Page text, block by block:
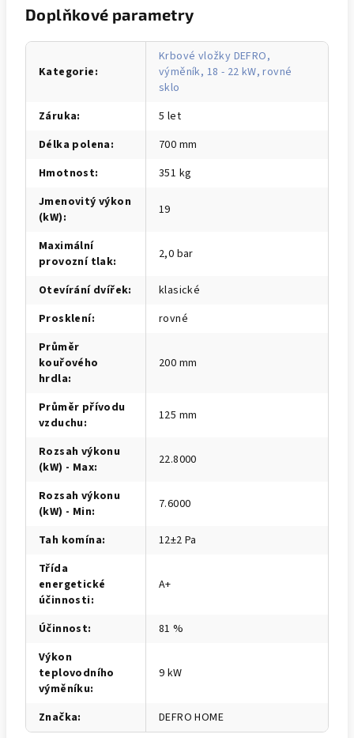
Doplňkové parametry
Kategorie:
Krbové vložky DEFRO,
výměník, 18 - 22 kW, rovné
sklo
Záruka:
5 let
Délka polena:
700 mm
Hmotnost:
351 kg
Jmenovitý výkon
(kW): 19
Maximální
provozní tlak: 2,0 bar
Otevírání dvířek:
klasické
Prosklení:
rovné
Průměr
kouřového
hrdla:
200 mm
Průměr přívodu
vzduchu: 125 mm
Rozsah výkonu
(kW) - Max: 22.8000
Rozsah výkonu
(kW) - Min: 7.6000
Tah komína:
12±2 Pa
Třída
energetické
účinnosti:
A+
Účinnost:
81 %
Výkon
teplovodního
výměníku:
9 kW
Značka: DEFRO HOME